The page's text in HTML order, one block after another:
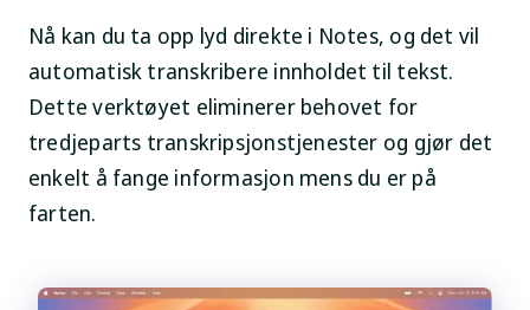
Nå kan du ta opp lyd direkte i Notes, og det vil
automatisk transkribere innholdet til tekst.
Dette verktøyet eliminerer behovet for
tredjeparts transkripsjonstjenester og gjør det
enkelt å fange informasjon mens du er på
farten.